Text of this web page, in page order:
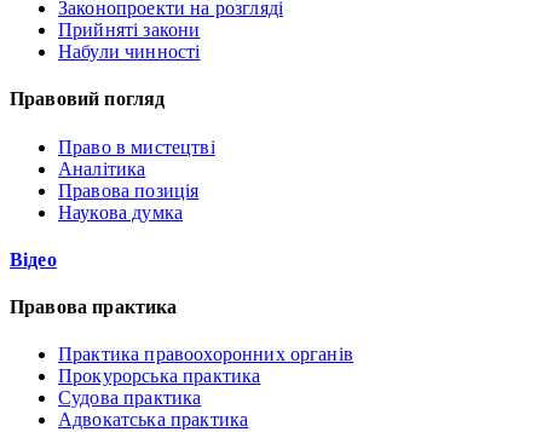
Законопроекти на розгляді
Прийняті закони
Набули чинності
Правовий погляд
Право в мистецтві
Аналітика
Правова позиція
Наукова думка
Відео
Правова практика
Практика правоохоронних органів
Прокурорська практика
Судова практика
Адвокатська практика